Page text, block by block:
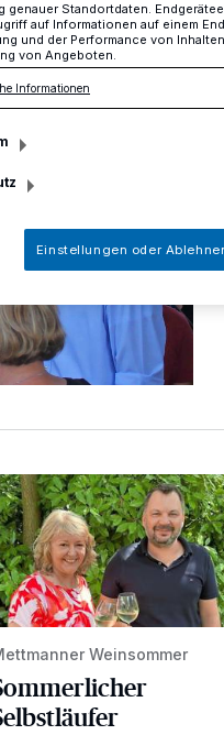
Selbstläufer
Weinsommer
genauer Standortdaten.
auf Informationen auf einem
und der Performance von
von Angeboten.
Informationen
Einstellungen oder